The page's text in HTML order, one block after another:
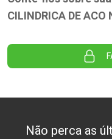
CILINDRICA DE
Não perca as